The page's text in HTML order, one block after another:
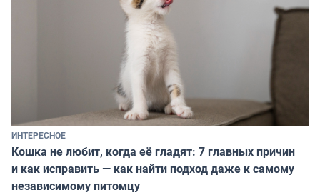
ИНТЕРЕСНОЕ
Кошка не любит, когда её гладят: 7 главных причин
и как исправить — как найти подход даже к самому
независимому питомцу